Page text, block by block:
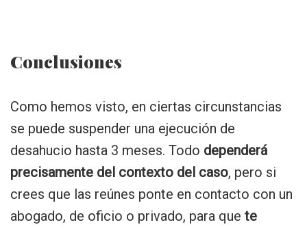
Conclusiones
Como hemos visto, en ciertas circunstancias
se puede suspender una ejecución de
desahucio hasta 3 meses. Todo dependerá
precisamente del contexto del caso, pero si
crees que las reúnes ponte en contacto con un
abogado, de oficio o privado, para que te